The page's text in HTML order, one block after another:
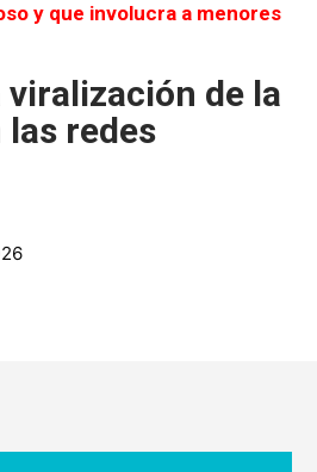
y que involucra a menores
viralización de la
redes